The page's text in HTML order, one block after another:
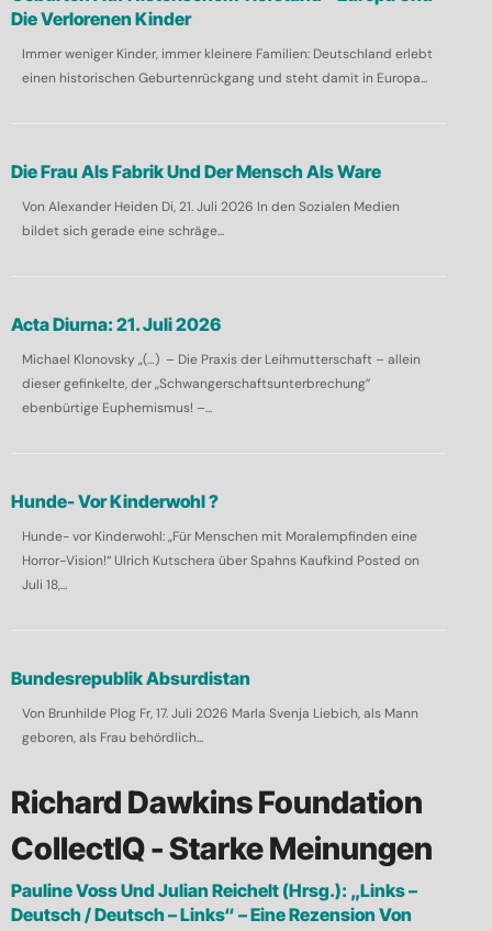
Die Verlorenen Kinder
Immer weniger Kinder, immer kleinere Familien: Deutschland erlebt
einen historischen Geburtenrückgang und steht damit in Europa...
Die Frau Als Fabrik Und Der Mensch Als Ware
Von Alexander Heiden Di, 21. Juli 2026 In den Sozialen Medien
bildet sich gerade eine schräge...
Acta Diurna: 21. Juli 2026
Michael Klonovsky „(…) – Die Praxis der Leihmutterschaft – allein
dieser gefinkelte, der „Schwangerschaftsunterbrechung”
ebenbürtige Euphemismus! –...
Hunde- Vor Kinderwohl ?
Hunde- vor Kinderwohl: „Für Menschen mit Moralempfinden eine
Horror-Vision!“ Ulrich Kutschera über Spahns Kaufkind Posted on
Juli 18,...
Bundesrepublik Absurdistan
Von Brunhilde Plog Fr, 17. Juli 2026 Marla Svenja Liebich, als Mann
geboren, als Frau behördlich...
Richard Dawkins Foundation
CollectIQ - Starke Meinungen
Pauline Voss Und Julian Reichelt (Hrsg.): „Links –
Deutsch / Deutsch – Links“ – Eine Rezension Von